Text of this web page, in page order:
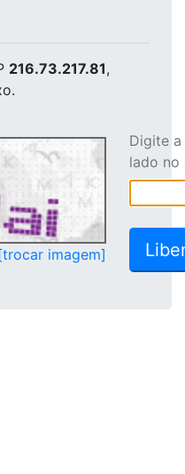
216.73.217.81,
imagem]
Digite
lado no